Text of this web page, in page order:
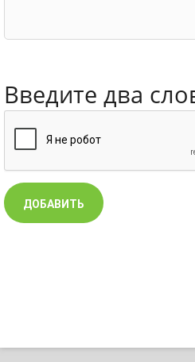
Введите два